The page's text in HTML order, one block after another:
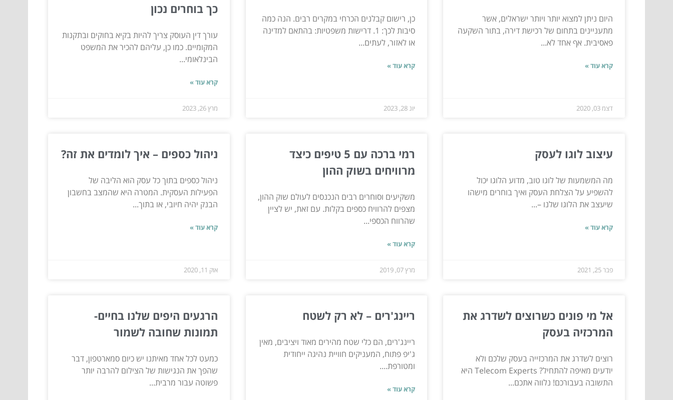
היום ניתן למצוא יותר ויותר ישראלים, אשר
מתעניינים בתחום של רכישת דירה, בתור השקעה
פאסיבית. אף אחד לא...
קרא עוד »
דצמ 03, 2020
כן, רישום קבלנים הכרחי במקרים רבים. הנה כמה
סיבות לכך: 1. דרישות משפטיות: בהתאם למדינה
או לאזור, לעתים...
קרא עוד »
יונ 28, 2023
כך בוחרים נכון
עורך דין העוסק צריך להיות בקיא בחוקים ובתקנות
המקומיים. כמו כן, עליהם להכיר את המשפט
הבינלאומי...
קרא עוד »
מרץ 26, 2023
עיצוב לוגו לעסק
מה המשמעות של לוגו טוב, מדוע הלוגו יכול
להשפיע על הצלחת העסק ואיך בוחרים מישהו
שיעצב את הלוגו שלנו –...
קרא עוד »
פבר 25, 2021
רמי ברכה עם 5 טיפים כיצד
מרוויחים בשוק ההון
משקיעים וסוחרים רבים הנכנסים לעולם שוק ההון,
מצפים להרוויח כספים בקלות. עם זאת, יש לציין
שהרווח הכספי...
קרא עוד »
מרץ 07, 2019
ניהול כספים – איך לומדים את זה?
ניהול כספים בתוך כל עסק הוא הליבה של
הפעילות העסקית. המטרה היא שהמצב בחשבון
הבנק יהיה חיובי, או בתוך...
קרא עוד »
אוק 11, 2020
אל מי פונים כשרוצים לשדרג את
המרכזיה בעסק
רוצים לשדרג את המרכזייה בעסק שלכם ולא
יודעים מאיפה להתחיל? Telecom Experts היא
התשובה בעבורכם! נלווה אתכם...
ריינג'רים – לא רק לשטח
ריינג'רים, הם כלי שטח מהירים מאוד ויציבים, מאין
ג'יפ פתוח, המעניקים חוויית נהיגה ייחודית
ומטורפת....
קרא עוד »
הרגעים היפים שלנו בחיים-
תמונות שחובה לשמור
כמעט לכל אחד מאיתנו יש כיום סמארטפון, דבר
שהפך את הנגישות של הצילום להרבה יותר
פשוטה עבור מרבית...